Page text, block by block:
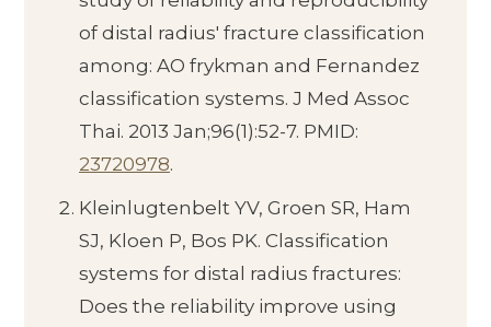
of distal radius' fracture classification
among: AO frykman and Fernandez
classification systems. J Med Assoc
Thai. 2013 Jan;96(1):52-7. PMID:
23720978.
Kleinlugtenbelt YV, Groen SR, Ham
SJ, Kloen P, Bos PK. Classification
systems for distal radius fractures:
Does the reliability improve using